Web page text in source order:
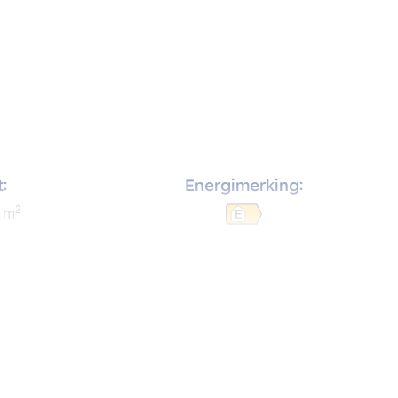
m2
Energimerking:
E